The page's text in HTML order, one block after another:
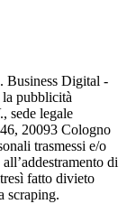
Business Digital -
pubblicità
sede legale
20093 Cologno
trasmessi e/o
di
fatto divieto
scraping.